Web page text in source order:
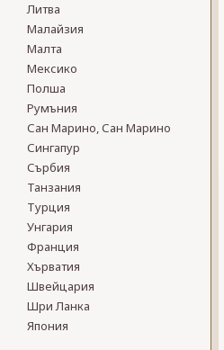
Литва
Малайзия
Малта
Мексико
Полша
Румъния
Сан Марино, Сан Марино
Сингапур
Сърбия
Танзания
Турция
Унгария
Франция
Хърватия
Швейцария
Шри Ланка
Япония